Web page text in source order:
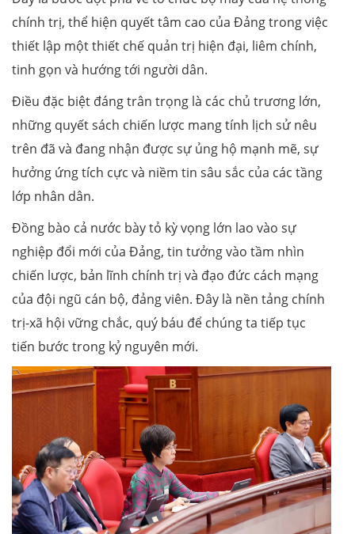
chính trị, thể hiện quyết tâm cao của Đảng trong việc
thiết lập một thiết chế quản trị hiện đại, liêm chính,
tinh gọn và hướng tới người dân.
Điều đặc biệt đáng trân trọng là các chủ trương lớn,
những quyết sách chiến lược mang tính lịch sử nêu
trên đã và đang nhận được sự ủng hộ mạnh mẽ, sự
hưởng ứng tích cực và niềm tin sâu sắc của các tầng
lớp nhân dân.
Đồng bào cả nước bày tỏ kỳ vọng lớn lao vào sự
nghiệp đổi mới của Đảng, tin tưởng vào tầm nhìn
chiến lược, bản lĩnh chính trị và đạo đức cách mạng
của đội ngũ cán bộ, đảng viên. Đây là nền tảng chính
trị-xã hội vững chắc, quý báu để chúng ta tiếp tục
tiến bước trong kỷ nguyên mới.